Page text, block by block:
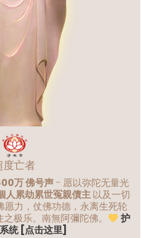
度亡者
万 佛号声- 愿以弥陀无量光
人累劫累世冤親債主以及一切
力，仗佛功德，永离生死轮
极乐。南無阿彌陀佛。
护
统 [点击这里]